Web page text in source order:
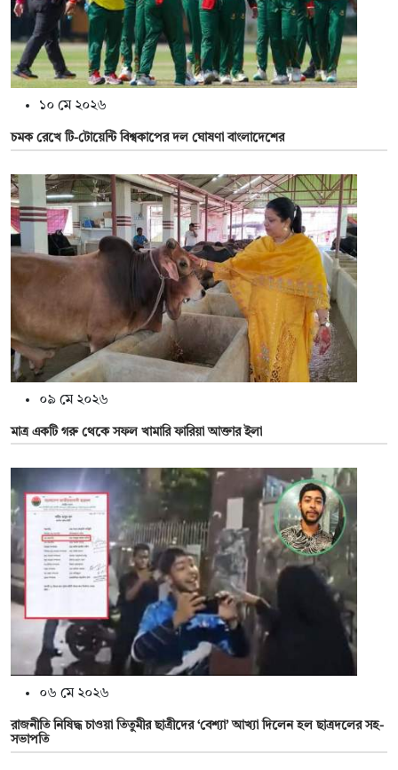
১০ মে ২০২৬
চমক রেখে টি-টোয়েন্টি বিশ্বকাপের দল ঘোষণা বাংলাদেশের
০৯ মে ২০২৬
মাত্র একটি গরু থেকে সফল খামারি ফারিয়া আক্তার ইলা
০৬ মে ২০২৬
রাজনীতি নিষিদ্ধ চাওয়া তিতুমীর ছাত্রীদের ‘বেশ্যা’ আখ্যা দিলেন হল ছাত্রদলের সহ-
সভাপতি